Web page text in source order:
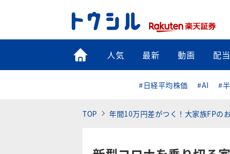
トップ
人気 最新 動画 配当
#日経平均株価 #AI #
TOP 年間10万円差がつく！大家族FPの